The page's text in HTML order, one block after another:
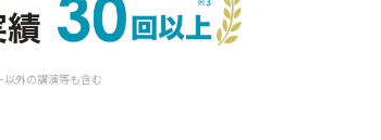
外の講演等も含む